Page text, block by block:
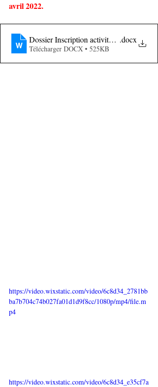
avril 2022.
Dossier Inscription activités motrices 9
.docx
Télécharger DOCX • 525KB
https://video.wixstatic.com/video/6c8d34_2781bb
ba7b704c74b027fa01d1d9f8cc/1080p/mp4/file.m
p4
https://video.wixstatic.com/video/6c8d34_e35cf7a